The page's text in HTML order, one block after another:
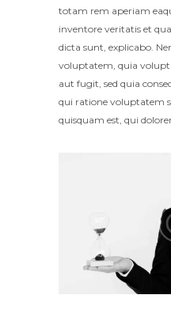
totam rem aperiam
inventore veritatis et
dicta sunt, explicabo.
voluptatem, quia
aut fugit, sed quia
qui ratione voluptatem
quisquam est, qui